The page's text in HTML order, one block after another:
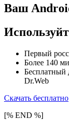
Ваш
Первый
Более 140
Бесплатный
Dr.Web
Скачать бесплатно
[% END %]